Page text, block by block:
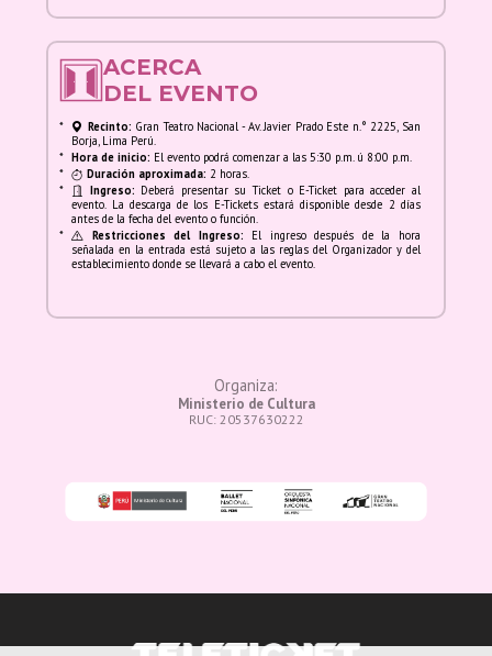
ACERCA
DEL EVENTO
* Recinto: Gran Teatro Nacional - Av. Javier Prado Este n.° 2225, San
Borja, Lima Perú.
* Hora de inicio: El evento podrá comenzar a las 5:30 p.m. ú 8:00 p.m.
*
Duración aproximada: 2 horas.
*
Ingreso: Deberá presentar su Ticket o E-Ticket para acceder al
evento. La descarga de los E-Tickets estará disponible desde 2 días
antes de la fecha del evento o función.
*
Restricciones del Ingreso: El ingreso después de la hora
señalada en la entrada está sujeto a las reglas del Organizador y del
establecimiento donde se llevará a cabo el evento.
Organiza:
Ministerio de Cultura
RUC: 20537630222